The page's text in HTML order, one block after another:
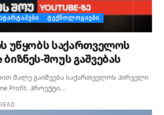
ᲢᲔᲥᲜᲝᲚᲝᲒᲘᲔᲑᲘ
უწყობს საქართველოს
შოუს გაშვებას
მალე გაიშვება საქართველოს პირველი
Profit. პროექტი…